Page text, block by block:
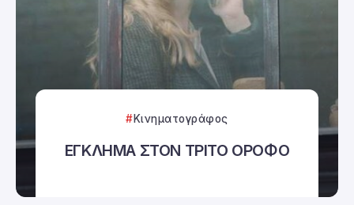
Κινηματογράφος
ΕΓΚΛΗΜΑ ΣΤΟΝ ΤΡΙΤΟ ΟΡΟΦΟ